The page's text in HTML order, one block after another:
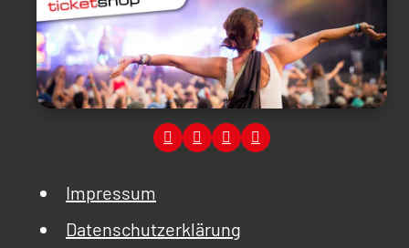
Impressum
Datenschutzerklärung